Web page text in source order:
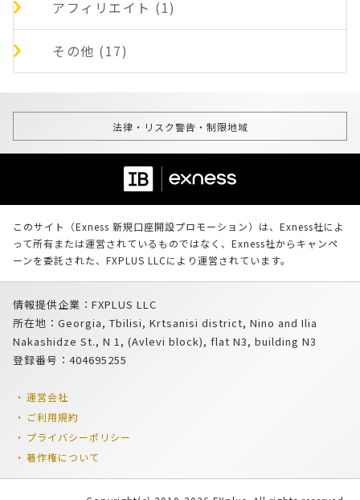
アフィリエイト (1)
その他 (17)
法律・リスク警告・制限地域
このサイト（Exness 新規口座開設プロモーション）は、Exness社によ
って所有または運営されているものではなく、Exness社からキャンペ
ーンを委託された、FXPLUS LLCにより運営されています。
情報提供企業：FXPLUS LLC
所在地：Georgia, Tbilisi, Krtsanisi district, Nino and Ilia
Nakashidze St., N 1, (Avlevi block), flat N3, building N3
登録番号：404695255
運営会社
ご利用規約
プライバシーポリシー
著作権について